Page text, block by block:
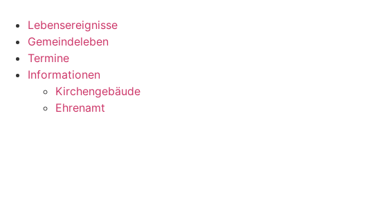
Inhalt
wechseln
Lebensereignisse
Gemeindeleben
Termine
Informationen
Kirchengebäude
Ehrenamt